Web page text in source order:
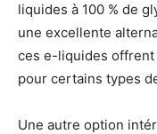
liquides à 100 % de
une excellente
ces e-liquides offrent
pour certains types
Une autre option